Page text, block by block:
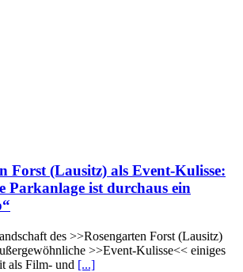
Forst (Lausitz) als Event-Kulisse:
Parkanlage ist durchaus ein
des >>Rosengarten Forst (Lausitz)
>>Event-Kulisse<< einiges
als Film- und [...]